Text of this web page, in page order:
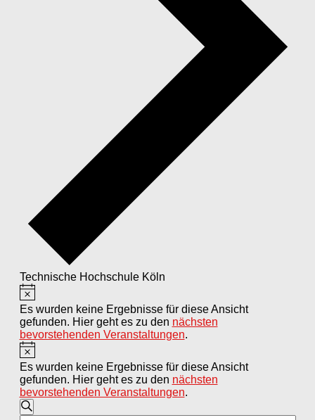
Technische Hochschule Köln
Veranstaltungen
Hinweis
Es wurden keine Ergebnisse für diese Ansicht
gefunden. Hier geht es zu den nächsten
bevorstehenden Veranstaltungen.
Hinweis
Es wurden keine Ergebnisse für diese Ansicht
gefunden. Hier geht es zu den nächsten
bevorstehenden Veranstaltungen.
Veranstaltungen